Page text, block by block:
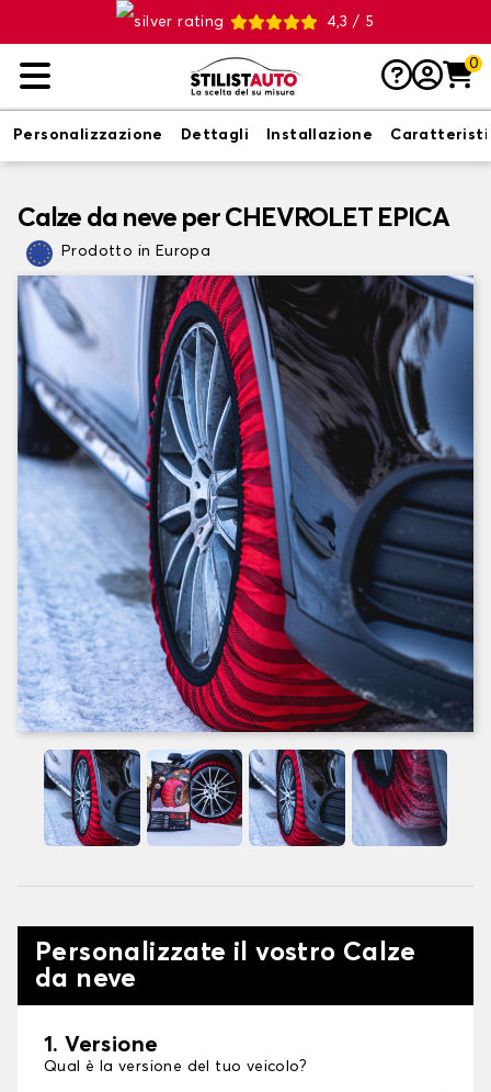
4,3 / 5
0
Personalizzazione Dettagli Installazione
Calze da neve per CHEVROLET EPICA
Prodotto in Europa
Personalizzate il vostro Calze
da neve
1. Versione
Qual è la versione del tuo veicolo?